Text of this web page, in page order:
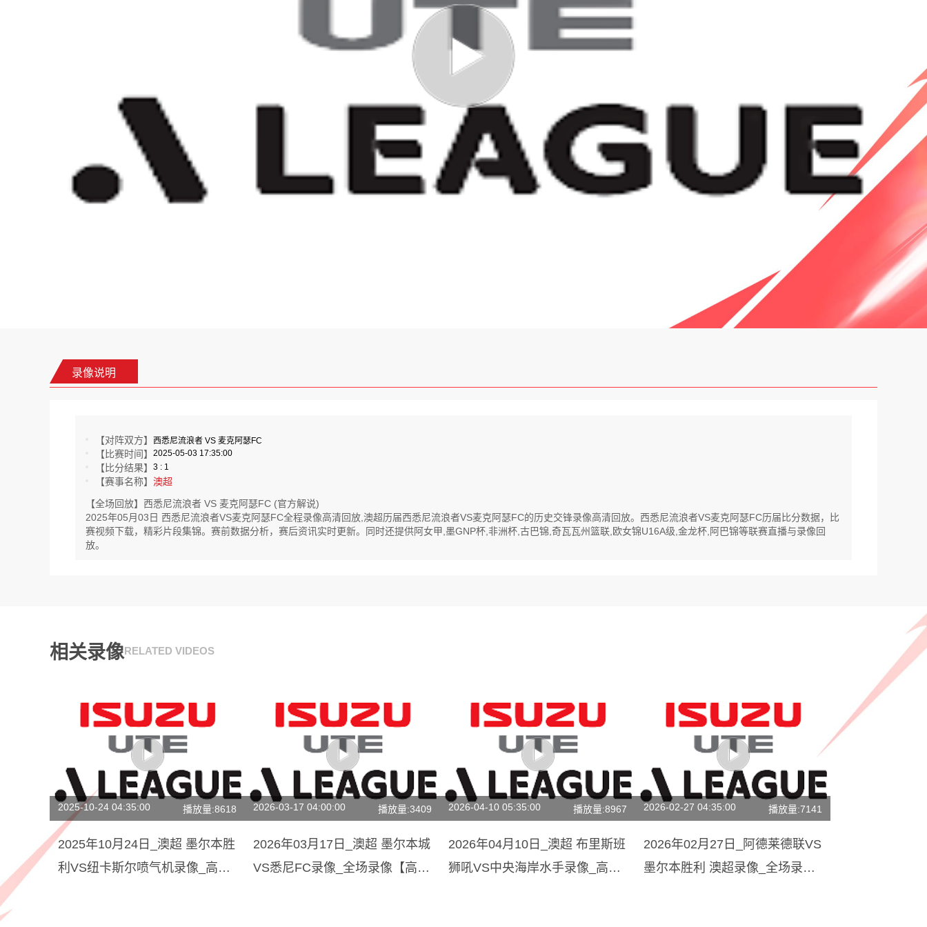
录像说明
【对阵双方】 西悉尼流浪者 VS 麦克阿瑟FC
【比赛时间】 2025-05-03 17:35:00
【比分结果】 3 : 1
【赛事名称】 澳超
【全场回放】西悉尼流浪者 VS 麦克阿瑟FC (官方解说)
2025年05月03日 西悉尼流浪者VS麦克阿瑟FC全程录像高清回放,澳超历届西悉尼流浪者VS麦克阿瑟FC的历史交锋录像高清回放。西悉尼流浪者VS麦克阿瑟FC历届比分数据，比
赛视频下载，精彩片段集锦。赛前数据分析，赛后资讯实时更新。同时还提供阿女甲,墨GNP杯,非洲杯,古巴锦,奇瓦瓦州篮联,欧女锦U16A级,金龙杯,阿巴锦等联赛直播与录像回
放。
相关录像RELATED VIDEOS
2025-10-24 04:35:00 播放量:8618
2025年10月24日_澳超 墨尔本胜
利VS纽卡斯尔喷气机录像_高清
2026-03-17 04:00:00 播放量:3409
2026年03月17日_澳超 墨尔本城
VS悉尼FC录像_全场录像【高清
2026-04-10 05:35:00 播放量:8967
2026年04月10日_澳超 布里斯班
狮吼VS中央海岸水手录像_高清
2026-02-27 04:35:00 播放量:7141
2026年02月27日_阿德莱德联VS
墨尔本胜利 澳超录像_全场录像